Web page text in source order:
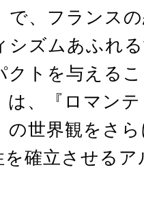
で、フランス
シズムあふれ
クトを与える
は、『ロマン
の世界観をさ
を確立させる